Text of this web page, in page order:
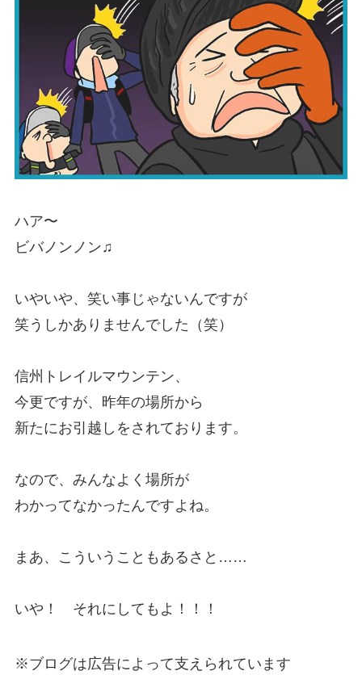
ハア〜
ビバノンノン♫
いやいや、笑い事じゃないんですが
笑うしかありませんでした（笑）
信州トレイルマウンテン、
今更ですが、昨年の場所から
新たにお引越しをされております。
なので、みんなよく場所が
わかってなかったんですよね。
まあ、こういうこともあるさと……
いや！ それにしてもよ！！！
※ブログは広告によって支えられています